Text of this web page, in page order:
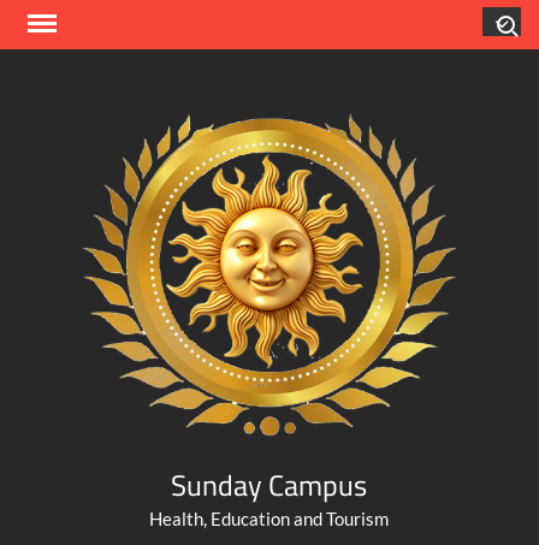
Skip
Sunday Campus
Health, Education and Tourism